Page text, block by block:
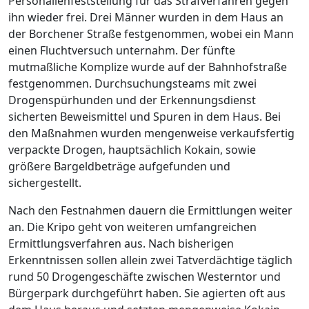
ihn wieder frei. Drei Männer wurden in dem Haus an
der Borchener Straße festgenommen, wobei ein Mann
einen Fluchtversuch unternahm. Der fünfte
mutmaßliche Komplize wurde auf der Bahnhofstraße
festgenommen. Durchsuchungsteams mit zwei
Drogenspürhunden und der Erkennungsdienst
sicherten Beweismittel und Spuren in dem Haus. Bei
den Maßnahmen wurden mengenweise verkaufsfertig
verpackte Drogen, hauptsächlich Kokain, sowie
größere Bargeldbeträge aufgefunden und
sichergestellt.
Nach den Festnahmen dauern die Ermittlungen weiter
an. Die Kripo geht von weiteren umfangreichen
Ermittlungsverfahren aus. Nach bisherigen
Erkenntnissen sollen allein zwei Tatverdächtige täglich
rund 50 Drogengeschäfte zwischen Westerntor und
Bürgerpark durchgeführt haben. Sie agierten oft aus